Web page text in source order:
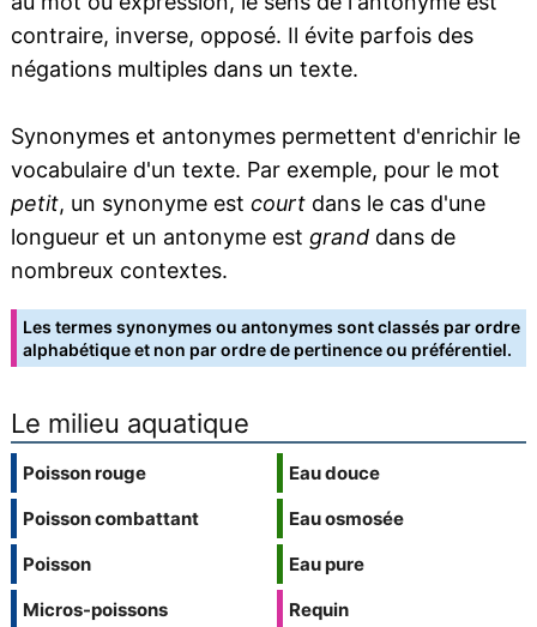
contraire, inverse, opposé. Il évite parfois des
négations multiples dans un texte.
Synonymes et antonymes permettent d'enrichir le
vocabulaire d'un texte. Par exemple, pour le mot
petit, un synonyme est courtdans le cas d'une
longueur et un antonyme est granddans de
nombreux contextes.
Les termes synonymes ou antonymes sont classés par ordre
alphabétique et non par ordre de pertinence ou préférentiel.
Le milieu aquatique
Poisson rouge
Poisson combattant
Poisson
Micros-poissons
Eau douce
Eau osmosée
Eau pure
Requin